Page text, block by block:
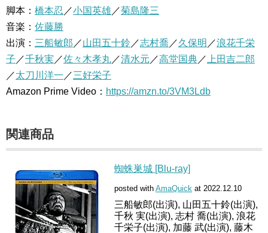
脚本： 橋本忍 ／小国英雄／菊島隆三
音楽： 佐藤勝
出演： 三船敏郎 ／山田五十鈴／志村喬 ／久保明 ／浪花千栄
子 ／千秋実 ／佐々木孝丸／清水元 ／高堂国典／ 上田吉二郎
／太刀川洋一 ／三好栄子
Amazon Prime Video： https://amzn.to/3VM3Ldb
関連商品
蜘蛛巣城 [Blu-ray]
posted with AmaQuick at 2022.12.10
三船敏郎(出演), 山田五十鈴(出演),
千秋 実(出演), 志村 喬(出演), 浪花
千栄子(出演), 加藤 武(出演), 藤木